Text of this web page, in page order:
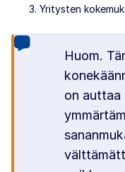
Yritysten
Huom.
on auttaa